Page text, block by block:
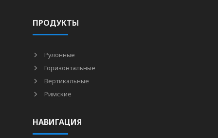
ПРОДУКТЫ
Рулонные
Горизонтальные
Вертикальные
Римские
НАВИГАЦИЯ